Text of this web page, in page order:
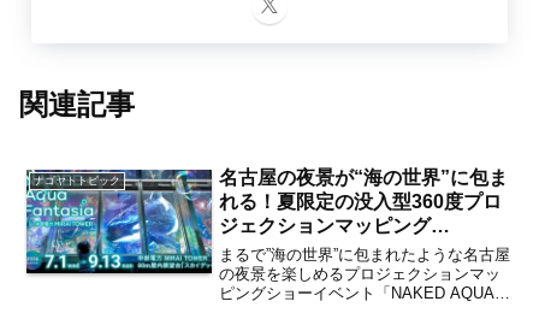
関連記事
ナゴヤトトピック
名古屋の夜景が“海の世界”に包ま
れる！夏限定の没入型360度プロ
ジェクションマッピング
『NAKED AQUA FANTASIA』
が2026年7月1日より中部電力
MIRAI TOWERにて開催【栄・久
まるで”海の世界”に包まれたような名古屋
の夜景を楽しめるプロジェクションマッ
ピングショーイベント「NAKED AQUA